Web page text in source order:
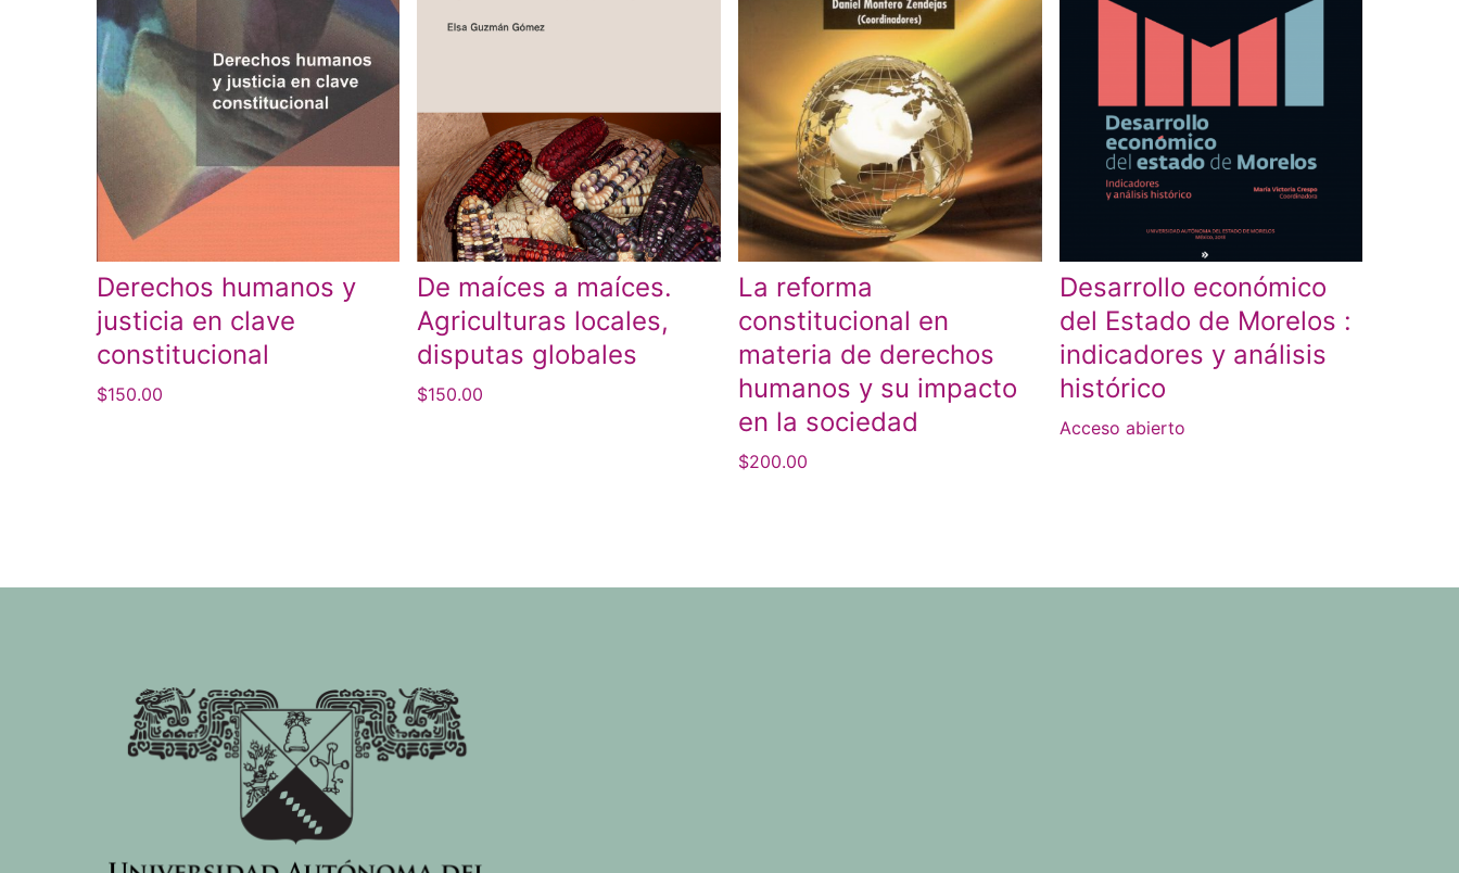
Derechos humanos y
justicia en clave
constitucional
$150.00
De maíces a maíces.
Agriculturas locales,
disputas globales
$150.00
La reforma
constitucional en
materia de derechos
humanos y su impacto
en la sociedad
$200.00
Desarrollo económico
del Estado de Morelos :
indicadores y análisis
histórico
Acceso abierto